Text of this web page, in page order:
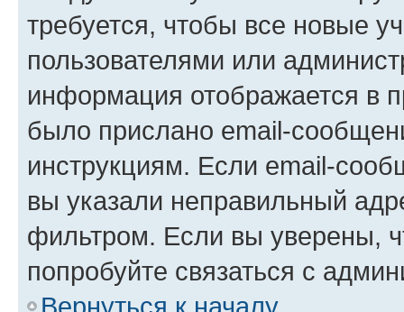
требуется, чтобы все новые
пользователями или
информация отображается в
было прислано email-
инструкциям. Если email-
вы указали неправильный
фильтром. Если вы уверены,
попробуйте связаться с
Вернуться к началу